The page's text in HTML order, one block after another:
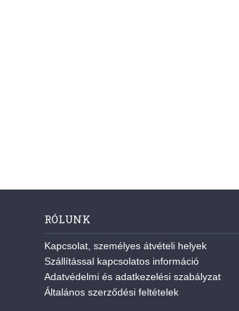
RÓLUNK
Kapcsolat, személyes átvételi helyek
Szállítással kapcsolatos információ
Adatvédelmi és adatkezelési szabályzat
Általános szerződési feltételek